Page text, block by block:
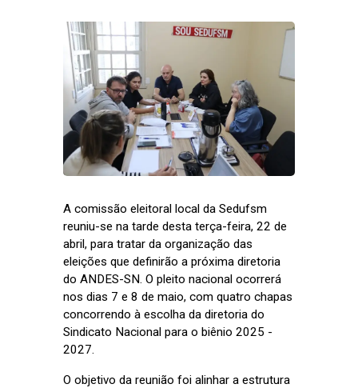
A comissão eleitoral local da Sedufsm
reuniu-se na tarde desta terça-feira, 22 de
abril, para tratar da organização das
eleições que definirão a próxima diretoria
do ANDES-SN. O pleito nacional ocorrerá
nos dias 7 e 8 de maio, com quatro chapas
concorrendo à escolha da diretoria do
Sindicato Nacional para o biênio 2025 -
2027.
O objetivo da reunião foi alinhar a estrutura